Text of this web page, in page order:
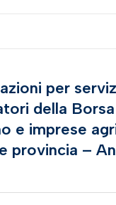
per
della
e imprese
provincia –